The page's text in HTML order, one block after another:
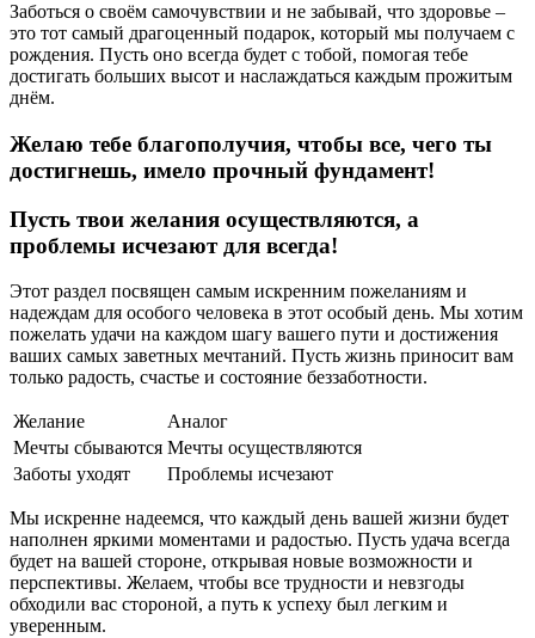
Заботься о своём самочувствии и не забывай, что здоровье –
это тот самый драгоценный подарок, который мы получаем с
рождения. Пусть оно всегда будет с тобой, помогая тебе
достигать больших высот и наслаждаться каждым прожитым
днём.
Желаю тебе благополучия, чтобы все, чего ты
достигнешь, имело прочный фундамент!
Пусть твои желания осуществляются, а
проблемы исчезают для всегда!
Этот раздел посвящен самым искренним пожеланиям и
надеждам для особого человека в этот особый день. Мы хотим
пожелать удачи на каждом шагу вашего пути и достижения
ваших самых заветных мечтаний. Пусть жизнь приносит вам
только радость, счастье и состояние беззаботности.
Желание
Аналог
Мечты сбываются Мечты осуществляются
Заботы уходят
Проблемы исчезают
Мы искренне надеемся, что каждый день вашей жизни будет
наполнен яркими моментами и радостью. Пусть удача всегда
будет на вашей стороне, открывая новые возможности и
перспективы. Желаем, чтобы все трудности и невзгоды
обходили вас стороной, а путь к успеху был легким и
уверенным.